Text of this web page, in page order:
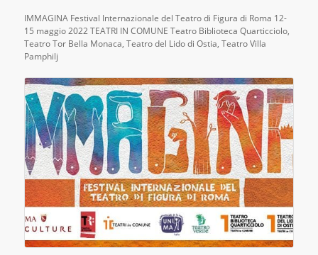
IMMAGINA Festival Internazionale del Teatro di Figura di Roma 12-
15 maggio 2022 TEATRI IN COMUNE Teatro Biblioteca Quarticciolo,
Teatro Tor Bella Monaca, Teatro del Lido di Ostia, Teatro Villa
Pamphilj